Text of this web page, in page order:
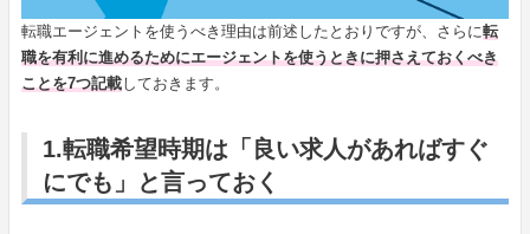
転職エージェントを使うべき理由は前述したとおりですが、さらに転
職を有利に進めるためにエージェントを使うときに押さえておくべき
ことを7つ記載しておきます。
1.転職希望時期は「良い求人があればすぐ
にでも」と言っておく